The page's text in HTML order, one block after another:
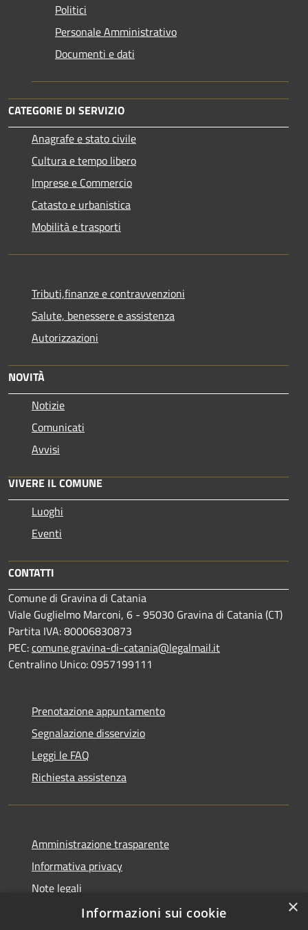
Politici
Personale Amministrativo
Documenti e dati
CATEGORIE DI SERVIZIO
Anagrafe e stato civile
Cultura e tempo libero
Imprese e Commercio
Catasto e urbanistica
Mobilità e trasporti
Tributi,finanze e contravvenzioni
Salute, benessere e assistenza
Autorizzazioni
NOVITÀ
Notizie
Comunicati
Avvisi
VIVERE IL COMUNE
Luoghi
Eventi
CONTATTI
Comune di Gravina di Catania
Viale Guglielmo Marconi, 6 - 95030 Gravina di Catania (CT)
Partita IVA: 80006830873
PEC:comune.gravina-di-catania@legalmail.it
Centralino Unico: 0957199111
Prenotazione appuntamento
Segnalazione disservizio
Leggi le FAQ
Richiesta assistenza
Amministrazione trasparente
Informativa privacy
Note legali
Dichiarazione di accessibilità
×
Informazioni sui cookie